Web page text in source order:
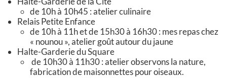
de 10h à 10h45 : atelier culinaire
Relais Petite Enfance
de 10h à 11h et de 15h30 à 16h30 : mes repas chez
« nounou », atelier goût autour du jaune
Halte-Garderie du Square
de 10h30 à 11h30 : atelier observons la nature,
fabrication de maisonnettes pour oiseaux.